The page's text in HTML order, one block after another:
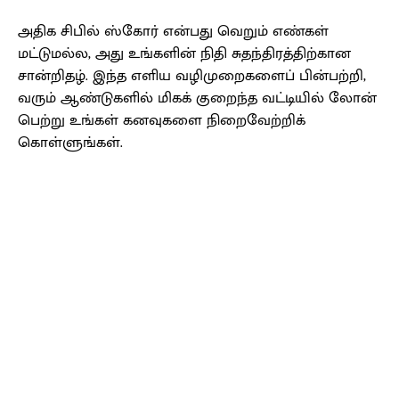
அதிக சிபில் ஸ்கோர் என்பது வெறும் எண்கள்
மட்டுமல்ல, அது உங்களின் நிதி சுதந்திரத்திற்கான
சான்றிதழ். இந்த எளிய வழிமுறைகளைப் பின்பற்றி,
வரும் ஆண்டுகளில் மிகக் குறைந்த வட்டியில் லோன்
பெற்று உங்கள் கனவுகளை நிறைவேற்றிக்
கொள்ளுங்கள்.